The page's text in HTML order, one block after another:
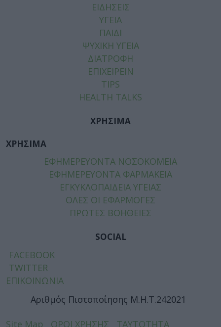
ΕΙΔΗΣΕΙΣ
ΥΓΕΙΑ
ΠΑΙΔΙ
ΨΥΧΙΚΗ ΥΓΕΙΑ
ΔΙΑΤΡΟΦΗ
ΕΠΙΧΕΙΡΕΙΝ
TIPS
HEALTH TALKS
ΧΡΗΣΙΜΑ
ΧΡΗΣΙΜΑ
ΕΦΗΜΕΡΕΥΟΝΤΑ ΝΟΣΟΚΟΜΕΙΑ
ΕΦΗΜΕΡΕΥΟΝΤΑ ΦΑΡΜΑΚΕΙΑ
ΕΓΚΥΚΛΟΠΑΙΔΕΙΑ ΥΓΕΙΑΣ
ΟΛΕΣ ΟΙ ΕΦΑΡΜΟΓΕΣ
ΠΡΩΤΕΣ ΒΟΗΘΕΙΕΣ
SOCIAL
FACEBOOK
TWITTER
ΕΠΙΚΟΙΝΩΝΙΑ
Αριθμός Πιστοποίησης Μ.Η.Τ.242021
Site Map ΟΡΟΙ ΧΡΗΣΗΣ ΤΑΥΤΟΤΗΤΑ